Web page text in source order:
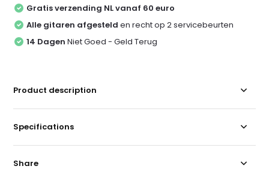
Gratis verzending NL vanaf 60 euro
Alle gitaren afgesteld en recht op 2 servicebeurten
14 Dagen Niet Goed - Geld Terug
Product description
Specifications
Share